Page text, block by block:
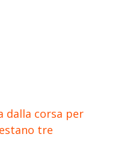
dalla corsa per
tre